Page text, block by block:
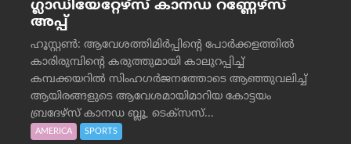
ഗ്ലാഡിയേറ്റേഴ്‌സ് കാനഡ റണ്ണേഴ്‌സ്
അപ്പ്
ഹൂസ്റ്റണ്‍: ആവേശത്തിമിര്‍പ്പിന്റെ പോര്‍ക്കളത്തില്‍
കാരിരുമ്പിന്റെ കരുത്തുമായി കാലുറപ്പിച്ച്
കമ്പക്കയറില്‍ സിംഹഗര്‍ജനത്തോടെ ആഞ്ഞുവലിച്ച്
ആയിരങ്ങളുടെ ആവേശമായിമാറിയ കോട്ടയം
ബ്രദേഴ്‌സ് കാനഡ ബ്ലൂ, ടെക്‌സസ്...
AMERICA SPORTS